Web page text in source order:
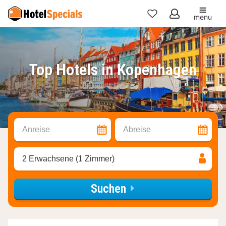
Meine
Favoriten
menu
Top Hotels in Kopenhagen
Anreise Abreise
2 Erwachsene (1 Zimmer)
Suchen